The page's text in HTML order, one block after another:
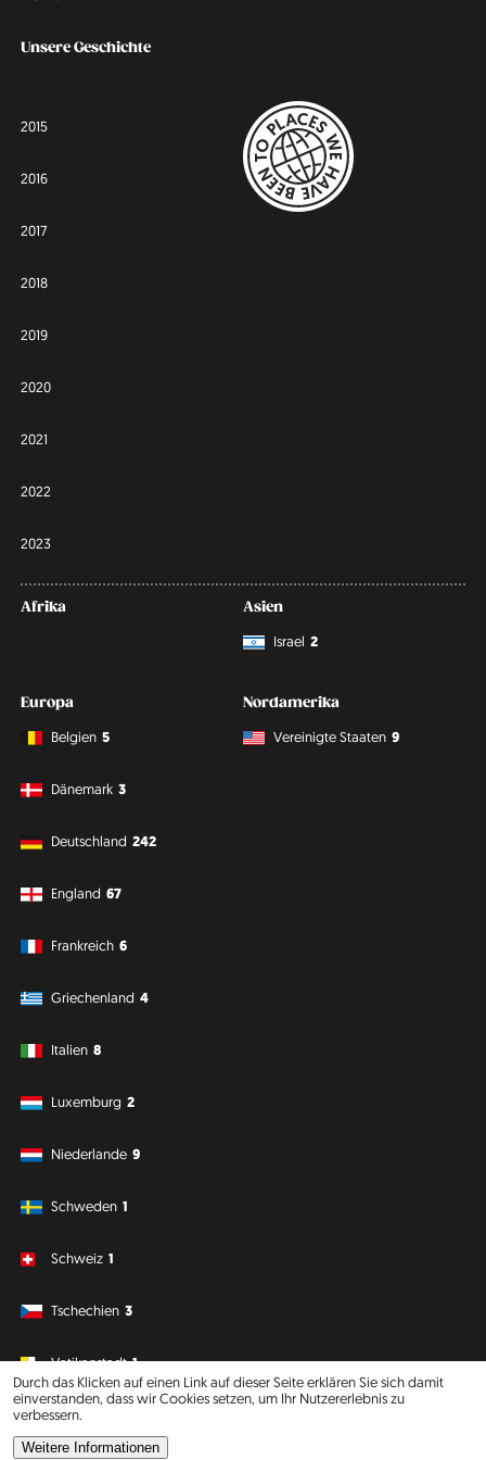
Durch das Klicken auf einen Link auf dieser Seite erklären Sie sich damit
einverstanden, dass wir Cookies setzen, um Ihr Nutzererlebnis zu
verbessern.
Weitere Informationen
Unsere Geschichte
2015
2016
2017
2018
2019
2020
2021
2022
2023
Afrika
Asien
Israel 2
Europa
Belgien 5
Dänemark 3
Deutschland 242
England 67
Frankreich 6
Griechenland 4
Italien 8
Luxemburg 2
Niederlande 9
Schweden 1
Schweiz 1
Tschechien 3
Vatikanstadt 1
Nordamerika
Vereinigte Staaten 9
Südamerika
Philipp J. Conrad ·